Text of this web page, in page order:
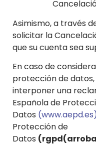
Asimismo, a través
solicitar la
que su cuenta sea
En caso de
protección de
interponer una
Española de
Datos (www.aepd.es)
Protección de
Datos